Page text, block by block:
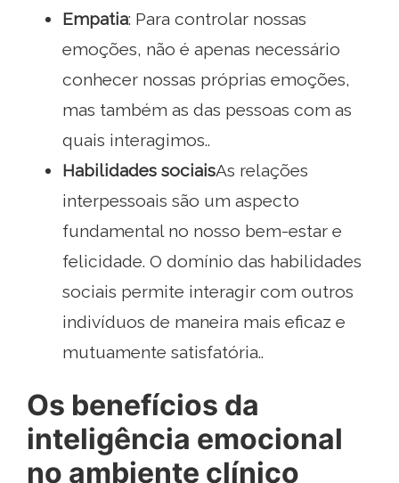
Empatia: Para controlar nossas
emoções, não é apenas necessário
conhecer nossas próprias emoções,
mas também as das pessoas com as
quais interagimos..
Habilidades sociaisAs relações
interpessoais são um aspecto
fundamental no nosso bem-estar e
felicidade. O domínio das habilidades
sociais permite interagir com outros
indivíduos de maneira mais eficaz e
mutuamente satisfatória..
Os benefícios da
inteligência emocional
no ambiente clínico